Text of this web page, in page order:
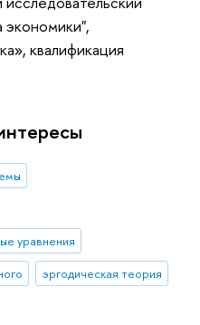
экономики",
квалификация
уравнения
эргодическая теория